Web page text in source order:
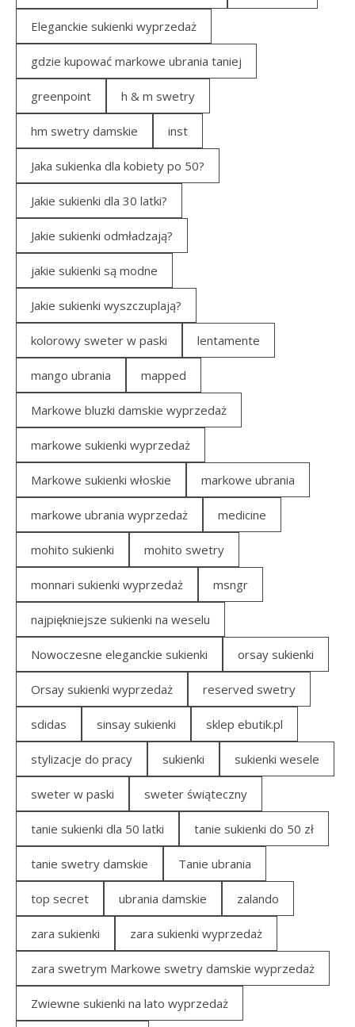
Eleganckie sukienki wyprzedaż
gdzie kupować markowe ubrania taniej
greenpoint h & m swetry
hm swetry damskie inst
Jaka sukienka dla kobiety po 50?
Jakie sukienki dla 30 latki?
Jakie sukienki odmładzają?
jakie sukienki są modne
Jakie sukienki wyszczuplają?
kolorowy sweter w paski lentamente
mango ubrania mapped
Markowe bluzki damskie wyprzedaż
markowe sukienki wyprzedaż
Markowe sukienki włoskie markowe ubrania
markowe ubrania wyprzedaż medicine
mohito sukienki mohito swetry
monnari sukienki wyprzedaż msngr
najpiękniejsze sukienki na weselu
Nowoczesne eleganckie sukienki orsay sukienki
Orsay sukienki wyprzedaż reserved swetry
sdidas sinsay sukienki sklep ebutik.pl
stylizacje do pracy sukienki sukienki wesele
sweter w paski sweter świąteczny
tanie sukienki dla 50 latki tanie sukienki do 50 zł
tanie swetry damskie Tanie ubrania
top secret ubrania damskie zalando
zara sukienki zara sukienki wyprzedaż
zara swetrym Markowe swetry damskie wyprzedaż
Zwiewne sukienki na lato wyprzedaż